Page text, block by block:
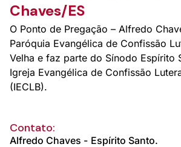
Chaves/ES
O Ponto de Pregação – Alfredo
Paróquia Evangélica de Confissão
Velha e faz parte do Sínodo Espírito
Igreja Evangélica de Confissão
(IECLB).
Contato:
Alfredo Chaves - Espírito Santo.